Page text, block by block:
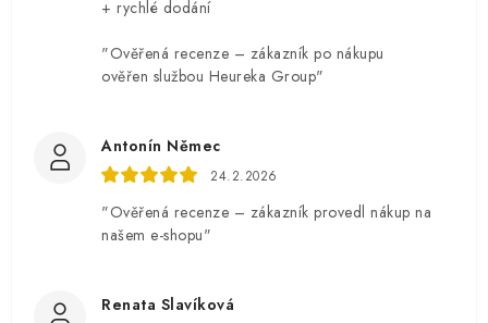
+ rychlé dodání
"Ověřená recenze – zákazník po nákupu
ověřen službou Heureka Group"
Antonín Němec
24.2.2026
"Ověřená recenze – zákazník provedl nákup na
našem e-shopu"
Renata Slavíková